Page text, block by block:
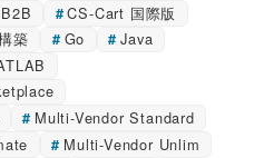
CS-Cart 国際版
築 Go
Java
Multi-Vendor Standard
Multi-Vendor Unlim